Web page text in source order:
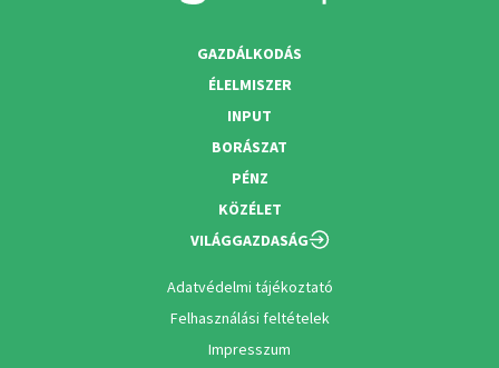
GAZDÁLKODÁS
ÉLELMISZER
INPUT
BORÁSZAT
PÉNZ
KÖZÉLET
VILÁGGAZDASÁG
Adatvédelmi tájékoztató
Felhasználási feltételek
Impresszum